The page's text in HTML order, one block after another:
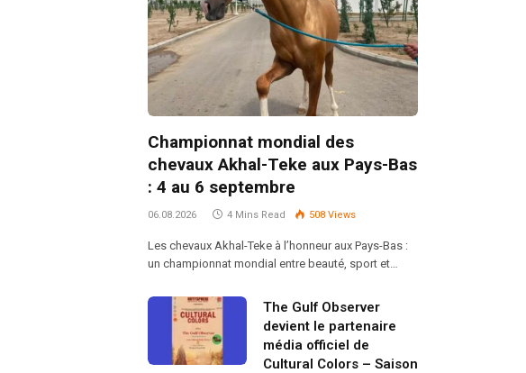
Championnat mondial des
chevaux Akhal-Teke aux Pays-Bas
: 4 au 6 septembre
06.08.2026 4 Mins Read 508 Views
Les chevaux Akhal-Teke à l’honneur aux Pays-Bas :
un championnat mondial entre beauté, sport et…
The Gulf Observer
devient le partenaire
média officiel de
Cultural Colors – Saison